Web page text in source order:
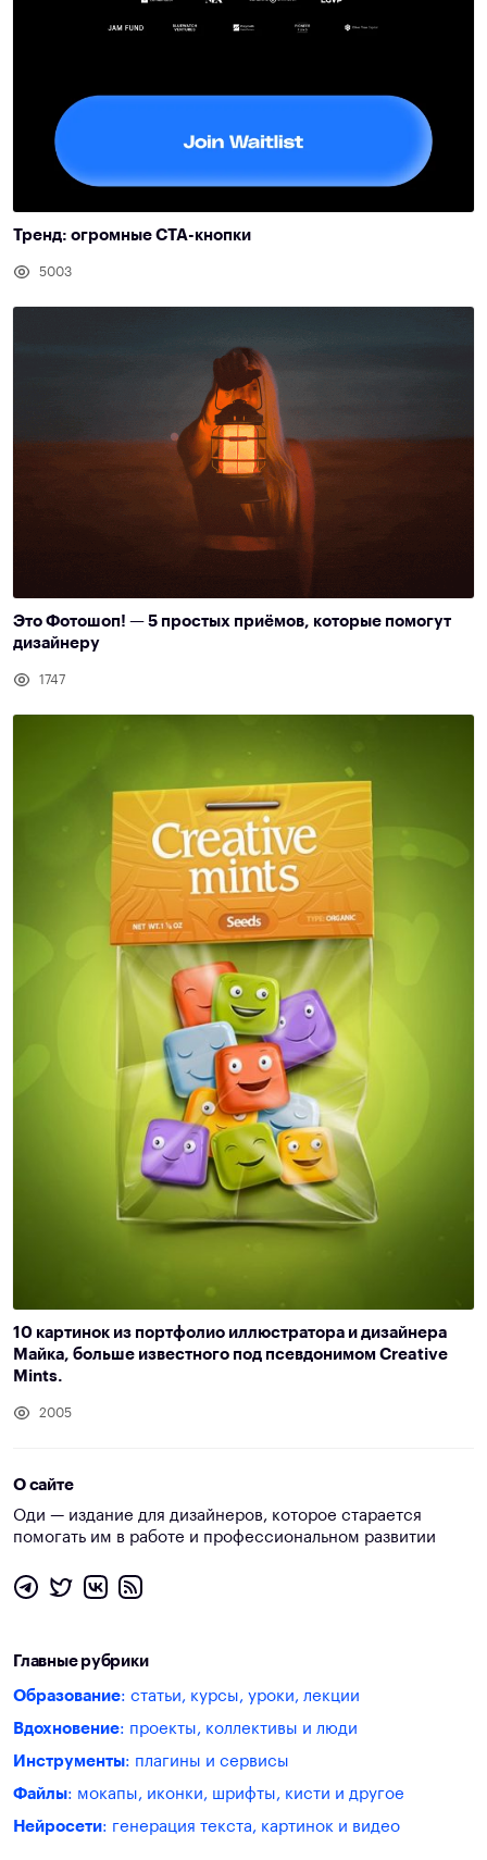
Тренд: огромные CTA-кнопки
5003
Это Фотошоп! — 5 простых приёмов, которые помогут
дизайнеру
1747
10 картинок из портфолио иллюстратора и дизайнера
Майка, больше известного под псевдонимом Creative
Mints.
2005
О сайте
Оди — издание для дизайнеров, которое старается
помогать им в работе и профессиональном развитии
Главные рубрики
Образование: статьи, курсы, уроки, лекции
Вдохновение: проекты, коллективы и люди
Инструменты: плагины и сервисы
Файлы: мокапы, иконки, шрифты, кисти и другое
Нейросети: генерация текста, картинок и видео